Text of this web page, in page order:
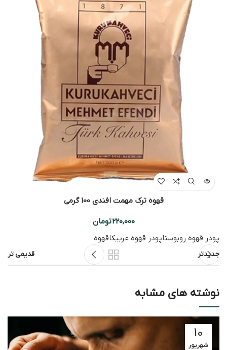
قهوه ترک مهمت افندی 100 گرمی
220,000تومان
پودر قهوه روبوستاپودر قهوه عربیکاقهوه
جدیدتر قدیمی تر
نوشته های مشابه
10
شهریور